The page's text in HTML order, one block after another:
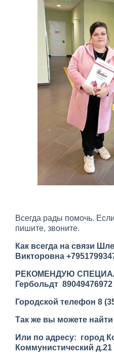
Всегда рады помочь.
пишите, звоните.
Как всегда на связи
Викторовна
РЕКОМЕНДУЮ
Гербольдт 89049476972
Городской телефон 8
Так же вы можете найти
Или по адресу: город
Коммунистический д.21